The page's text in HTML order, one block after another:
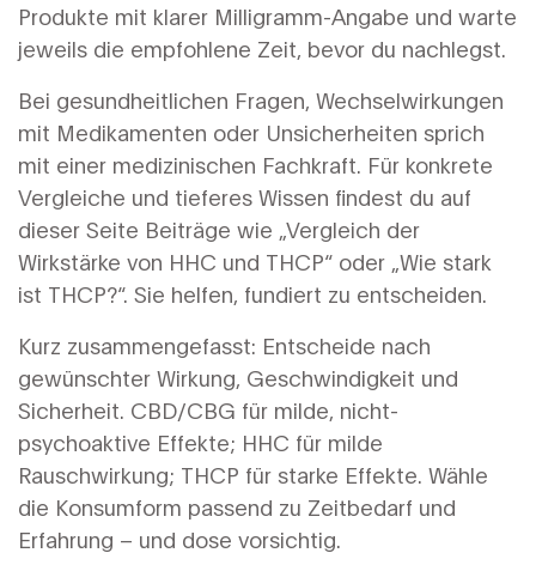
Produkte mit klarer Milligramm-Angabe und warte
jeweils die empfohlene Zeit, bevor du nachlegst.
Bei gesundheitlichen Fragen, Wechselwirkungen
mit Medikamenten oder Unsicherheiten sprich
mit einer medizinischen Fachkraft. Für konkrete
Vergleiche und tieferes Wissen findest du auf
dieser Seite Beiträge wie „Vergleich der
Wirkstärke von HHC und THCP“ oder „Wie stark
ist THCP?“. Sie helfen, fundiert zu entscheiden.
Kurz zusammengefasst: Entscheide nach
gewünschter Wirkung, Geschwindigkeit und
Sicherheit. CBD/CBG für milde, nicht-
psychoaktive Effekte; HHC für milde
Rauschwirkung; THCP für starke Effekte. Wähle
die Konsumform passend zu Zeitbedarf und
Erfahrung – und dose vorsichtig.